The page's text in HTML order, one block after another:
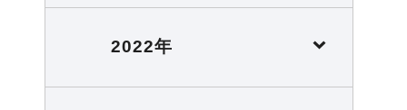
2022年